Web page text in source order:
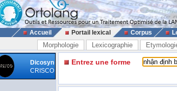
Accueil Portail lexical Corpus
Morphologie Lexicographie
Dicosyn
CRISCO
Entrez une forme